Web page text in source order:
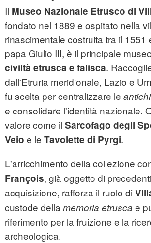
Il Museo Nazionale Etrusco di
fondato nel 1889 e ospitato nella
rinascimentale costruita tra il 1551
papa Giulio III, è il principale
civiltà etrusca e falisca.
dall'Etruria meridionale, Lazio e
fu scelta per centralizzare le
e consolidare l'identità nazionale.
valore come il Sarcofago degli
Veio e le Tavolette di Pyrgi.
L'arricchimento della collezione
François, già oggetto di
acquisizione, rafforza il ruolo di
custode della memoria etrusca e
riferimento per la fruizione e la
archeologica.